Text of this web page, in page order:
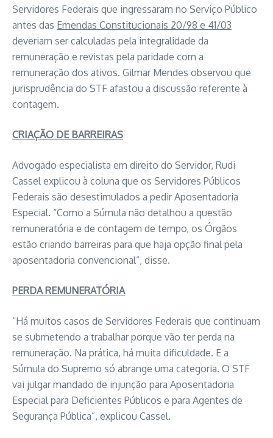
Servidores Federais que ingressaram no Serviço Público
antes das Emendas Constitucionais 20/98 e 41/03
deveriam ser calculadas pela integralidade da
remuneração e revistas pela paridade com a
remuneração dos ativos. Gilmar Mendes observou que
jurisprudência do STF afastou a discussão referente à
contagem.
CRIAÇÃO DE BARREIRAS
Advogado especialista em direito do Servidor, Rudi
Cassel explicou à coluna que os Servidores Públicos
Federais são desestimulados a pedir Aposentadoria
Especial. “Como a Súmula não detalhou a questão
remuneratória e de contagem de tempo, os Órgãos
estão criando barreiras para que haja opção final pela
aposentadoria convencional”, disse.
PERDA REMUNERATÓRIA
“Há muitos casos de Servidores Federais que continuam
se submetendo a trabalhar porque vão ter perda na
remuneração. Na prática, há muita dificuldade. E a
Súmula do Supremo só abrange uma categoria. O STF
vai julgar mandado de injunção para Aposentadoria
Especial para Deficientes Públicos e para Agentes de
Segurança Pública”, explicou Cassel.